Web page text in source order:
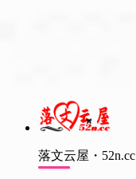
落文云屋・52n.cc